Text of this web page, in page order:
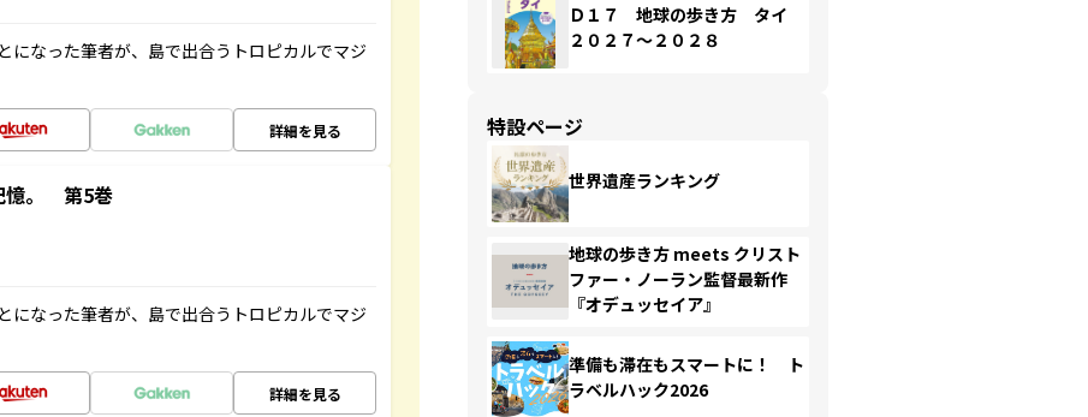
になった筆者が、島で出合うトロピカルでマジ
詳細を見る
憶。 第5巻
になった筆者が、島で出合うトロピカルでマジ
詳細を見る
Ｄ１７ 地球の歩き方 タイ
２０２７～２０２８
特設ページ
世界遺産ランキング
地球の歩き方 meets クリスト
ファー・ノーラン監督最新作
『オデュッセイア』
準備も滞在もスマートに！ ト
ラベルハック2026